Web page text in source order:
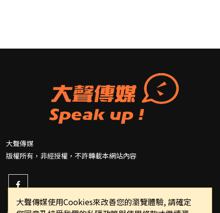
大聲傳媒使用Cookies來改善您的瀏覽體驗, 請確定
大聲傳媒
版權所有，非經授權，不許轉載本網站內容